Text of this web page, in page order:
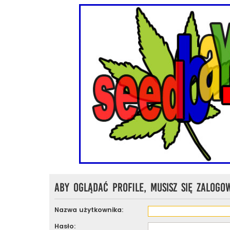
Aby oglądać profile, musisz się
Nazwa użytkownika:
Hasło: